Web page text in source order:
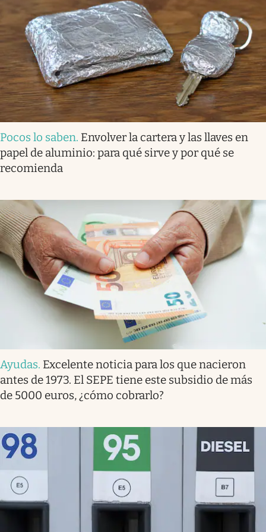
Pocos lo saben. Envolver la cartera y las llaves en
papel de aluminio: para qué sirve y por qué se
recomienda
Ayudas. Excelente noticia para los que nacieron
antes de 1973. El SEPE tiene este subsidio de más
de 5000 euros, ¿cómo cobrarlo?